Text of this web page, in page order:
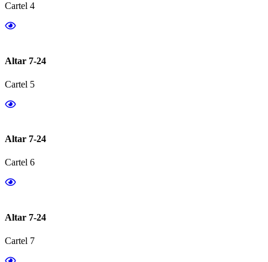
Cartel 4
Altar 7-24
Cartel 5
Altar 7-24
Cartel 6
Altar 7-24
Cartel 7